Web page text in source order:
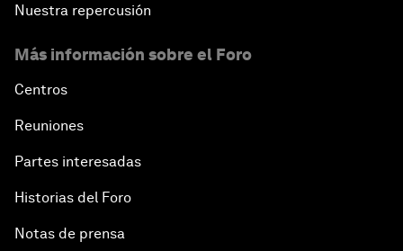
Nuestra repercusión
Más información sobre el Foro
Centros
Reuniones
Partes interesadas
Historias del Foro
Notas de prensa